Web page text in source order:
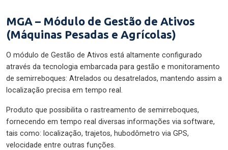
MGA – Módulo de Gestão de Ativos
(Máquinas Pesadas e Agrícolas)
O módulo de Gestão de Ativos está altamente configurado
através da tecnologia embarcada para gestão e monitoramento
de semirreboques: Atrelados ou desatrelados, mantendo assim a
localização precisa em tempo real.
Produto que possibilita o rastreamento de semirreboques,
fornecendo em tempo real diversas informações via software,
tais como: localização, trajetos, hubodômetro via GPS,
velocidade entre outras funções.